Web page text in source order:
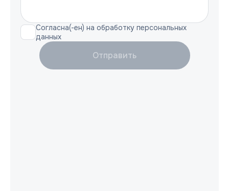
Согласна(-ен) на обработку персональных
данных
Отправить